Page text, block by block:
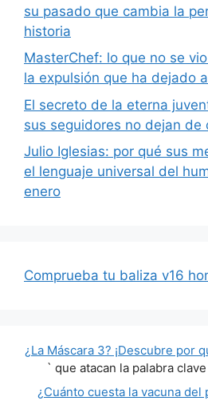
su pasado que cambia la
historia
MasterChef: lo que no se
la expulsión que ha dejado
El secreto de la eterna
sus seguidores no dejan de
Julio Iglesias: por qué sus
el lenguaje universal del
enero
Comprueba tu baliza v16
¿La Máscara 3? ¡Descubre por
` que atacan la palabra
¿Cuánto cuesta la vacuna